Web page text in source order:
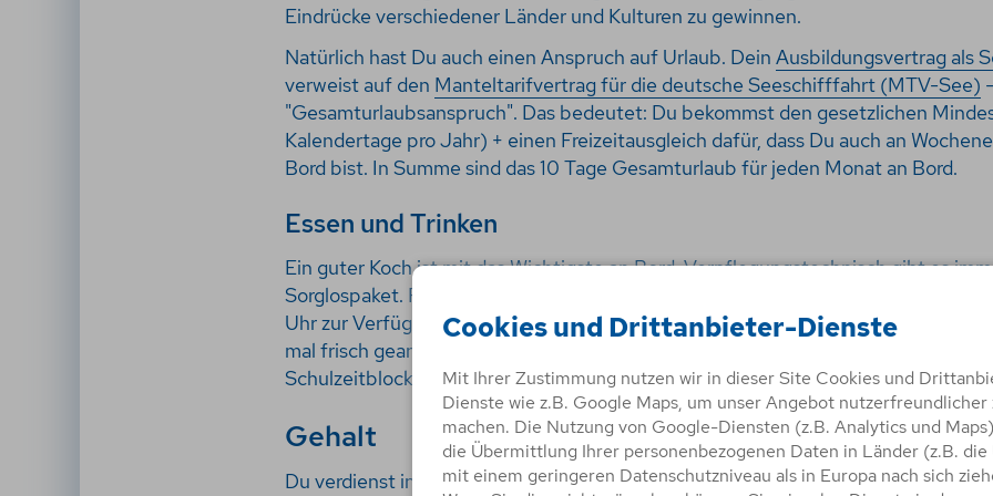
Eindrücke verschiedener Länder und Kulturen zu gewinnen.
Natürlich hast Du auch einen Anspruch auf Urlaub. Dein Ausbildungsvertrag als
verweist auf den Manteltarifvertrag für die deutsche Seeschifffahrt (MTV-See)
"Gesamturlaubsanspruch". Das bedeutet: Du bekommst den gesetzlichen
Kalendertage pro Jahr) + einen Freizeitausgleich dafür, dass Du auch an
Bord bist. In Summe sind das 10 Tage Gesamturlaub für jeden Monat an Bord.
Essen und Trinken
Ein guter Koch ist mit das Wichtigste an Bord. Verpflegungstechnisch gibt es
Sorglospaket. Frühstück, Coffee-Time, Mittag, Coffee-Time, Abendessen.
Uhr zur Verfügung. Snacks gibt es im "Bordkiosk" zu kaufen. Zu besonderen
mal frisch geangelten Fisch, ein Spanferkel oder ein Barbecue. Du hast an Bord
Schulzeitblocks freie Unterkunft und Verpflegung.
Gehalt
Du verdienst in der Ausbildung zur/zum Schiffsmechaniker*in deutlich mehr als
Cookies und Drittanbieter-Dienste
Mit Ihrer Zustimmung nutzen wir in dieser Site Cookies und
Dienste wie z.B. Google Maps, um unser Angebot nutzerfreundlicher
machen. Die Nutzung von Google-Diensten (z.B. Analytics und
die Übermittlung Ihrer personenbezogenen Daten in Länder (z.B. die
mit einem geringeren Datenschutzniveau als in Europa nach sich